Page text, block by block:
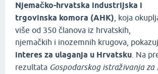
Njemačko-hrvatska industrijska i
trgovinska komora (AHK) , koja
više od 350 članova iz hrvatskih,
njemačkih i inozemnih krugova,
interes za ulaganja u Hrvatsku . Na
rezultata Gospodarskog istraživanja za